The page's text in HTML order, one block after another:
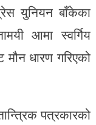
युनियन बाँकेका
आमा स्वर्गिय
मौन धारण गरिएको
पत्रकारको